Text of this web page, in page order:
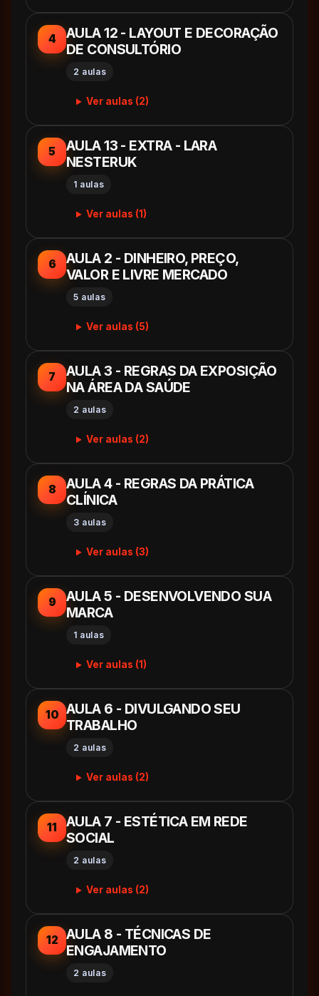
4
AULA 12 - LAYOUT E DECORAÇÃO
DE CONSULTÓRIO
2 aulas
Ver aulas (2)
5
AULA 13 - EXTRA - LARA
NESTERUK
1 aulas
Ver aulas (1)
6
AULA 2 - DINHEIRO, PREÇO,
VALOR E LIVRE MERCADO
5 aulas
Ver aulas (5)
7
AULA 3 - REGRAS DA EXPOSIÇÃO
NA ÁREA DA SAÚDE
2 aulas
Ver aulas (2)
8
AULA 4 - REGRAS DA PRÁTICA
CLÍNICA
3 aulas
Ver aulas (3)
9
AULA 5 - DESENVOLVENDO SUA
MARCA
1 aulas
Ver aulas (1)
10 AULA 6 - DIVULGANDO SEU
TRABALHO
2 aulas
Ver aulas (2)
11
AULA 7 - ESTÉTICA EM REDE
SOCIAL
2 aulas
Ver aulas (2)
12
AULA 8 - TÉCNICAS DE
ENGAJAMENTO
2 aulas